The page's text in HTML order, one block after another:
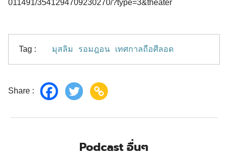
011491/3541294709230270/?type=3&theater
Tag : มุสลิม รอมฎอน เทศกาลถือศีลอด
Share :
Podcast อื่นๆ